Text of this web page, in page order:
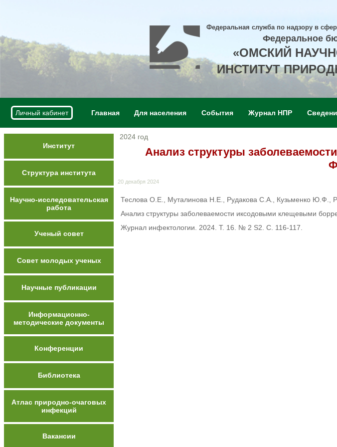
Федеральная служба по надзору в
Федеральное
«ОМСКИЙ
ИНСТИТУТ
Личный кабинет Главная Для населения События Журнал НПР
Институт
Структура института
Научно-исследовательская
работа
Ученый совет
Совет молодых ученых
Научные публикации
Информационно-
методические документы
Конференции
Библиотека
Атлас природно-очаговых
инфекций
Вакансии
2024 год
Анализ структуры
20 декабря 2024
Теслова О.Е., Муталинова Н.Е., Рудакова С.А., Кузьменко Ю.Ф.,
Анализ структуры заболеваемости иксодовыми клещевыми
Журнал инфектологии. 2024. Т. 16. № 2 S2. С. 116-117.